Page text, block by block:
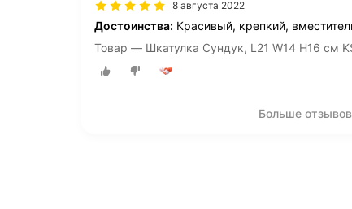
8 августа 2022
Достоинства: Красивый, крепкий,
Товар — Шкатулка Сундук, L21 W14 H16 см
Больше